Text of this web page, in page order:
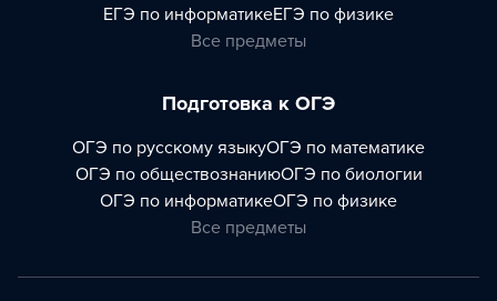
ЕГЭ по информатикеЕГЭ по физике
Все предметы
Подготовка к ОГЭ
ОГЭ по русскому языкуОГЭ по математике
ОГЭ по обществознаниюОГЭ по биологии
ОГЭ по информатикеОГЭ по физике
Все предметы